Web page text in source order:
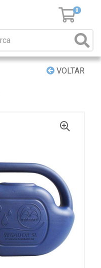
0
VOLTAR